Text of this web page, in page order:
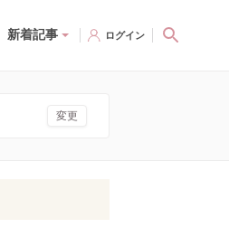
新着記事 ログイン
変更